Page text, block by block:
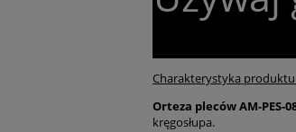
Charakterystyka
Orteza pleców AM-PES-
kręgosłupa.